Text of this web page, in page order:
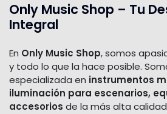
Only Music Shop – Tu
Integral
En Only Music Shop, somos
y todo lo que la hace posible.
especializada en instrumentos
iluminación para escenarios,
accesorios de la más alta